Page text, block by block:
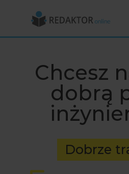
Chcesz
dobrą
Dobrze